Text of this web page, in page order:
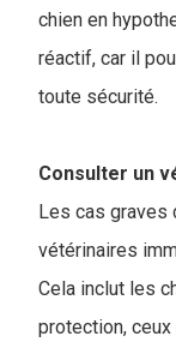
chien en
réactif, car il
toute sécurité.
Consulter un
Les cas graves
vétérinaires
Cela inclut les
protection,